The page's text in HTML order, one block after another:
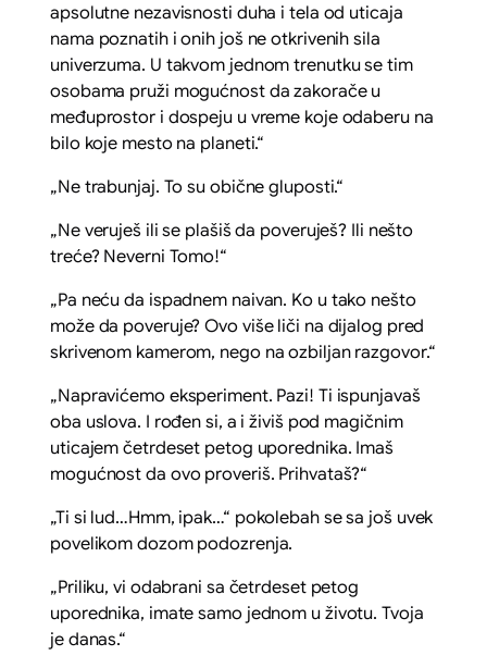
apsolutne nezavisnosti duha i tela od uticaja
nama poznatih i onih još ne otkrivenih sila
univerzuma. U takvom jednom trenutku se tim
osobama pruži mogućnost da zakorače u
međuprostor i dospeju u vreme koje odaberu na
bilo koje mesto na planeti.“
„Ne trabunjaj. To su obične gluposti.“
„Ne veruješ ili se plašiš da poveruješ? Ili nešto
treće? Neverni Tomo!“
„Pa neću da ispadnem naivan. Ko u tako nešto
može da poveruje? Ovo više liči na dijalog pred
skrivenom kamerom, nego na ozbiljan razgovor.“
„Napravićemo eksperiment. Pazi! Ti ispunjavaš
oba uslova. I rođen si, a i živiš pod magičnim
uticajem četrdeset petog uporednika. Imaš
mogućnost da ovo proveriš. Prihvataš?“
„Ti si lud…Hmm, ipak…“ pokolebah se sa još uvek
povelikom dozom podozrenja.
„Priliku, vi odabrani sa četrdeset petog
uporednika, imate samo jednom u životu. Tvoja
je danas.“